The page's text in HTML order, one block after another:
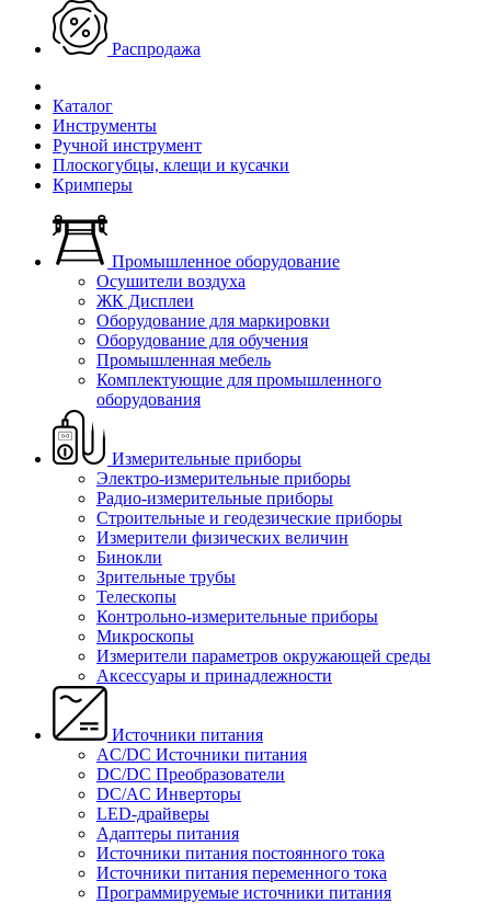
Распродажа
Каталог
Инструменты
Ручной инструмент
Плоскогубцы, клещи и кусачки
Кримперы
Промышленное оборудование
Осушители воздуха
ЖК Дисплеи
Оборудование для маркировки
Оборудование для обучения
Промышленная мебель
Комплектующие для промышленного
оборудования
Измерительные приборы
Электро-измерительные приборы
Радио-измерительные приборы
Строительные и геодезические приборы
Измерители физических величин
Бинокли
Зрительные трубы
Телескопы
Контрольно-измерительные приборы
Микроскопы
Измерители параметров окружающей среды
Аксессуары и принадлежности
Источники питания
AC/DC Источники питания
DC/DC Преобразователи
DC/AC Инверторы
LED-драйверы
Адаптеры питания
Источники питания постоянного тока
Источники питания переменного тока
Программируемые источники питания